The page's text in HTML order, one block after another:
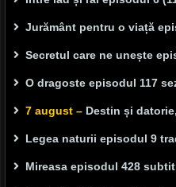
Jurământ pentru o viață
Secretul care ne unește
O dragoste episodul 117
7 august – Destin și
Legea naturii episodul 9
Mireasa episodul 428